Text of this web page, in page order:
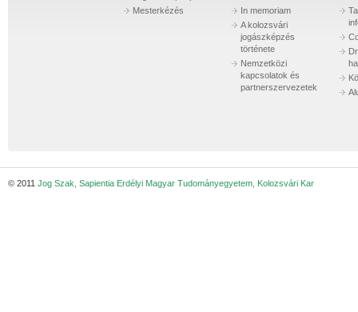
Mesterkézés
In memoriam
A kolozsvári
jogászképzés
története
Nemzetközi
kapcsolatok és
partnerszervezetek
© 2011 Jog Szak, Sapientia Erdélyi Magyar Tudományegyetem, Kolozsvári Kar